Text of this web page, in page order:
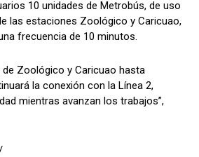
10 unidades de Metrobús, de uso
las estaciones Zoológico y Caricuao,
frecuencia de 10 minutos.
de Zoológico y Caricuao hasta
la conexión con la Línea 2,
mientras avanzan los trabajos”,